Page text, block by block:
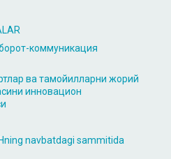
коммуникация
ва тамойилларни жорий
инновацион
navbatdagi sammitida